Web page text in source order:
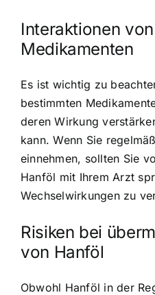
Interaktionen
Medikamenten
Es ist wichtig zu
bestimmten
deren Wirkung
kann. Wenn Sie
einnehmen, sollten Sie
Hanföl mit Ihrem Arzt
Wechselwirkungen zu
Risiken bei
von Hanföl
Obwohl Hanföl in der